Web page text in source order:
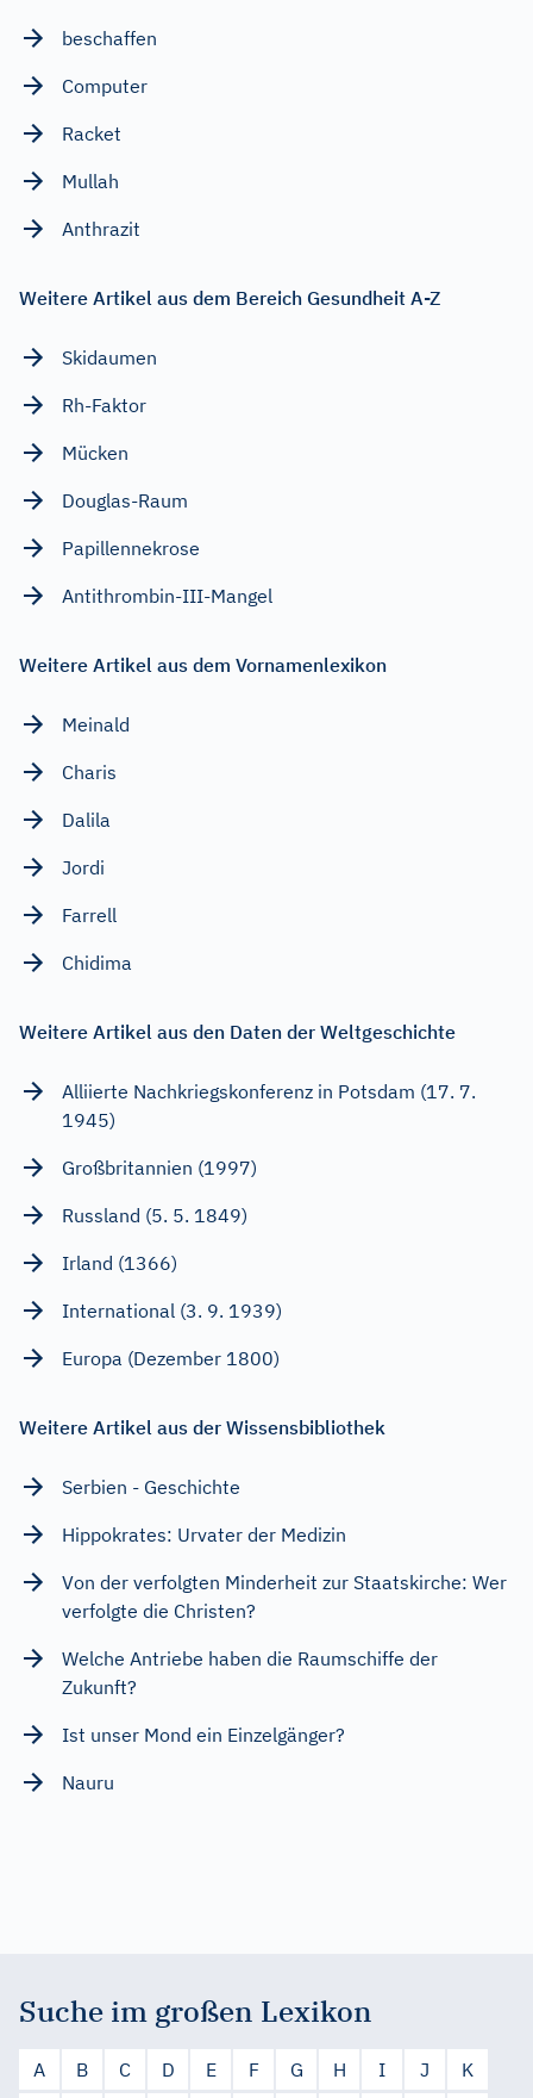
beschaffen
Computer
Racket
Mullah
Anthrazit
Weitere Artikel aus dem Bereich Gesundheit A-Z
Skidaumen
Rh-Faktor
Mücken
Douglas-Raum
Papillennekrose
Antithrombin-III-Mangel
Weitere Artikel aus dem Vornamenlexikon
Meinald
Charis
Dalila
Jordi
Farrell
Chidima
Weitere Artikel aus den Daten der Weltgeschichte
Alliierte Nachkriegskonferenz in Potsdam (17. 7.
1945)
Großbritannien (1997)
Russland (5. 5. 1849)
Irland (1366)
International (3. 9. 1939)
Europa (Dezember 1800)
Weitere Artikel aus der Wissensbibliothek
Serbien - Geschichte
Hippokrates: Urvater der Medizin
Von der verfolgten Minderheit zur Staatskirche: Wer
verfolgte die Christen?
Welche Antriebe haben die Raumschiffe der
Zukunft?
Ist unser Mond ein Einzelgänger?
Nauru
Suche im großen Lexikon
A B C D E F G H I J
K